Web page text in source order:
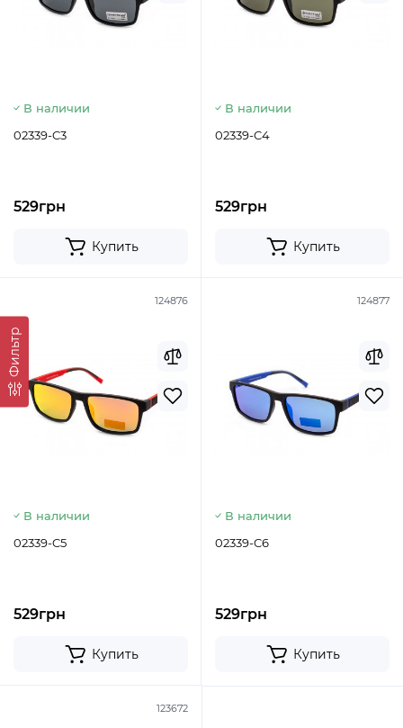
Фильтр
В наличии
02339-C3
529грн
Купить
В наличии
02339-C4
529грн
Купить
124876
В наличии
02339-C5
529грн
Купить
124877
В наличии
02339-C6
529грн
Купить
123672